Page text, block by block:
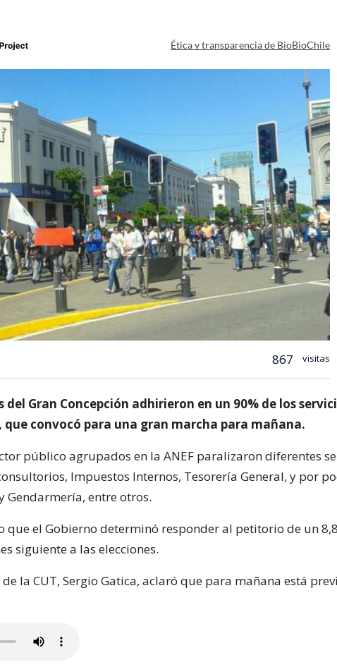
Ética y transparencia de BioBioChile
867 visitas
del Gran Concepción adhirieron en un 90% de los
que convocó para una gran marcha para mañana.
público agrupados en la ANEF paralizaron diferentes
Impuestos Internos, Tesorería General, y por
Gendarmería, entre otros.
que el Gobierno determinó responder al petitorio de un
siguiente a las elecciones.
la CUT, Sergio Gatica, aclaró que para mañana está